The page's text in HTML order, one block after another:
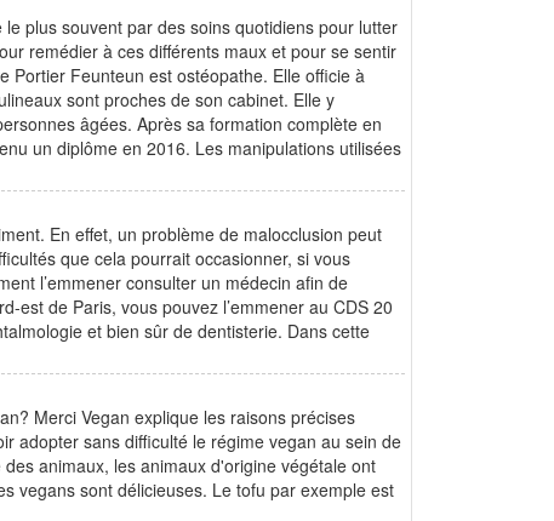
plus souvent par des soins quotidiens pour lutter
remédier à ces différents maux et pour se sentir
Portier Feunteun est ostéopathe. Elle officie à
sont proches de son cabinet. Elle y
âgées. Après sa formation complète en
un diplôme en 2016. Les manipulations utilisées
En effet, un problème de malocclusion peut
que cela pourrait occasionner, si vous
l’emmener consulter un médecin afin de
est de Paris, vous pouvez l’emmener au CDS 20
et bien sûr de dentisterie. Dans cette
Merci Vegan explique les raisons précises
adopter sans difficulté le régime vegan au sein de
animaux, les animaux d'origine végétale ont
vegans sont délicieuses. Le tofu par exemple est